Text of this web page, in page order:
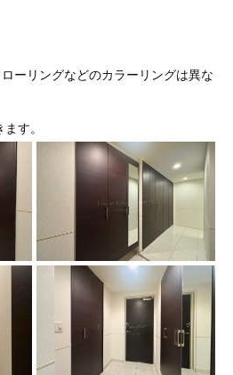
ーリングなどのカラーリングは異な
す。